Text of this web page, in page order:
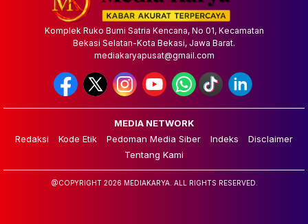
Komplek Ruko Bumi Satria Kencana, No 01, Kecamatan
Bekasi Selatan-Kota Bekasi, Jawa Barat.
mediakaryapusat@gmail.com
MEDIA NETWORK
Redaksi
Kode Etik Pedoman Media Siber Indeks
Disclaimer
Tentang Kami
@COPYRIGHT 2026 MEDIAKARYA. ALL RIGHTS RESERVED.